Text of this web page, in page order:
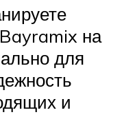
на
для
и